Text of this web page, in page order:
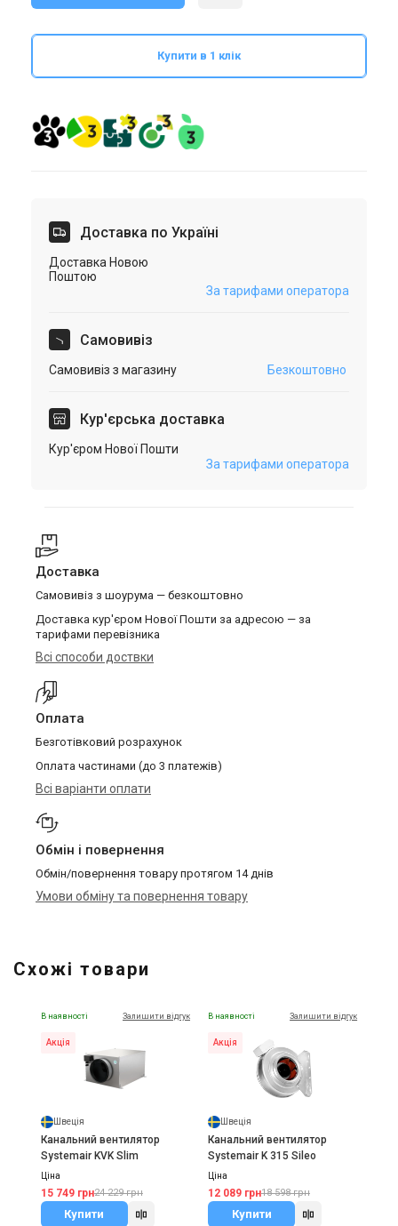
Купити в 1 клік
Доставка по Україні
Доставка Новою
Поштою
За тарифами оператора
Самовивіз
Самовивіз з магазину Безкоштовно
Кур'єрська доставка
Кур'єром Нової Пошти
За тарифами оператора
Доставка
Самовивіз з шоурума — безкоштовно
Доставка кур'єром Нової Пошти за адресою — за
тарифами перевізника
Всі способи доствки
Оплата
Безготівковий розрахунок
Оплата частинами (до 3 платежів)
Всі варіанти оплати
Обмін і повернення
Обмін/повернення товару протягом 14 днів
Умови обміну та повернення товару
Схожі товари
В наявності Залишити відгук
Акція
Швеція
Канальний вентилятор
Systemair KVK Slim
Ціна
15 749 грн24 229 грн
Купити
В наявності Залишити відгук
Акція
Швеція
Канальний вентилятор
Systemair K 315 Sileo
Ціна
12 089 грн18 598 грн
Купити